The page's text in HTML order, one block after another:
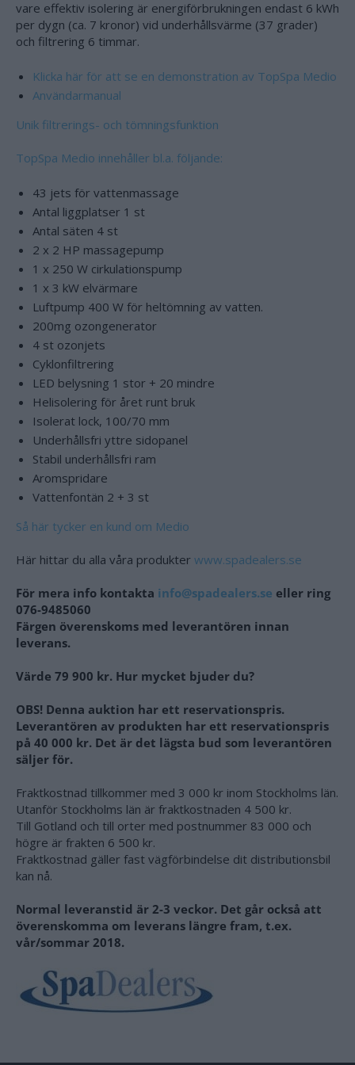
vare effektiv isolering är energiförbrukningen endast 6 kWh
per dygn (ca. 7 kronor) vid underhållsvärme (37 grader)
och filtrering 6 timmar.
Klicka här för att se en demonstration av TopSpa Medio
Användarmanual
Unik filtrerings- och tömningsfunktion
TopSpa Medio innehåller bl.a. följande:
43 jets för vattenmassage
Antal liggplatser 1 st
Antal säten 4 st
2 x 2 HP massagepump
1 x 250 W cirkulationspump
1 x 3 kW elvärmare
Luftpump 400 W för heltömning av vatten.
200mg ozongenerator
4 st ozonjets
Cyklonfiltrering
LED belysning 1 stor + 20 mindre
Helisolering för året runt bruk
Isolerat lock, 100/70 mm
Underhållsfri yttre sidopanel
Stabil underhållsfri ram
Aromspridare
Vattenfontän 2 + 3 st
Så här tycker en kund om Medio
Här hittar du alla våra produkter www.spadealers.se
För mera info kontakta info@spadealers.se eller ring
076-9485060
Färgen överenskoms med leverantören innan
leverans.
Värde 79 900 kr. Hur mycket bjuder du?
OBS! Denna auktion har ett reservationspris.
Leverantören av produkten har ett reservationspris
på 40 000 kr. Det är det lägsta bud som leverantören
säljer för.
Fraktkostnad tillkommer med 3 000 kr inom Stockholms län.
Utanför Stockholms län är fraktkostnaden 4 500 kr.
Till Gotland och till orter med postnummer 83 000 och
högre är frakten 6 500 kr.
Fraktkostnad gäller fast vägförbindelse dit distributionsbil
kan nå.
Normal leveranstid är 2-3 veckor. Det går också att
överenskomma om leverans längre fram, t.ex.
vår/sommar 2018.